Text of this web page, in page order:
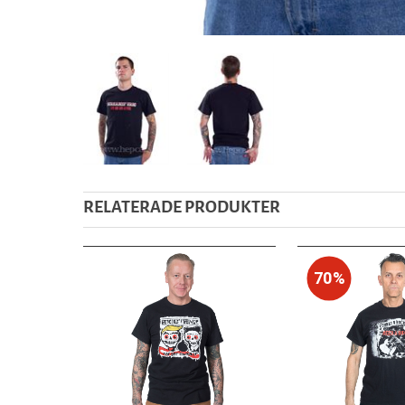
RELATERADE PRODUKTER
70%